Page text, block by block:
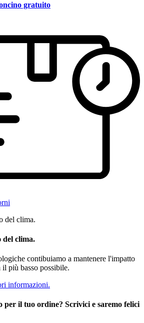
gratuito
del clima.
contibuiamo a mantenere l'impatto
più basso possibile.
informazioni.
per il tuo ordine? Scrivici e saremo felici